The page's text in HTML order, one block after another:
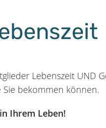
Lebenszeit UND
bekommen können.
Ihrem Leben!